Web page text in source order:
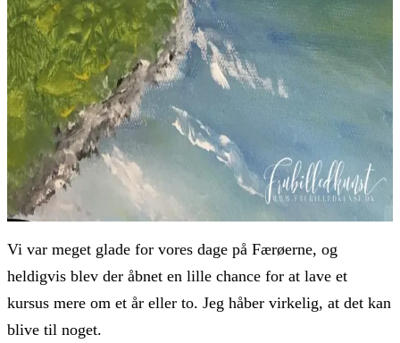
Vi var meget glade for vores dage på Færøerne, og
heldigvis blev der åbnet en lille chance for at lave et
kursus mere om et år eller to. Jeg håber virkelig, at det kan
blive til noget.